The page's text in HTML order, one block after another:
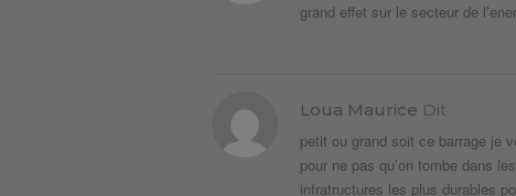
grand effet sur le secteur de
Loua Maurice Dit
petit ou grand soit ce barrage je
pour ne pas qu’on tombe dans
infratructures les plus durables